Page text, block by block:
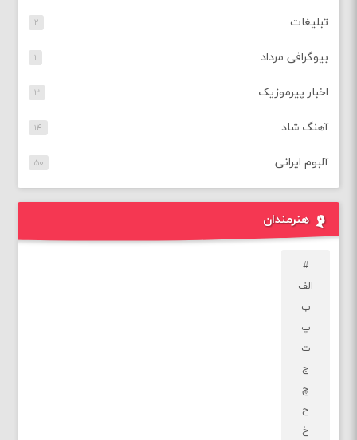
تبلیغات ۲
بیوگرافی مرداد ۱
اخبار پیرموزیک ۳
آهنگ شاد ۱۴
آلبوم ایرانی ۵۰
هنرمندان
#
الف
ب
پ
ت
ج
چ
ح
خ